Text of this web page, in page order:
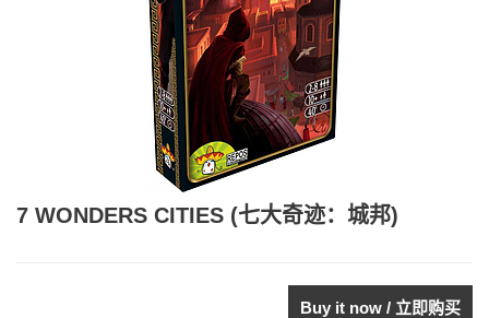
7 WONDERS CITIES (七大奇迹：城邦)
Buy it now / 立即购买